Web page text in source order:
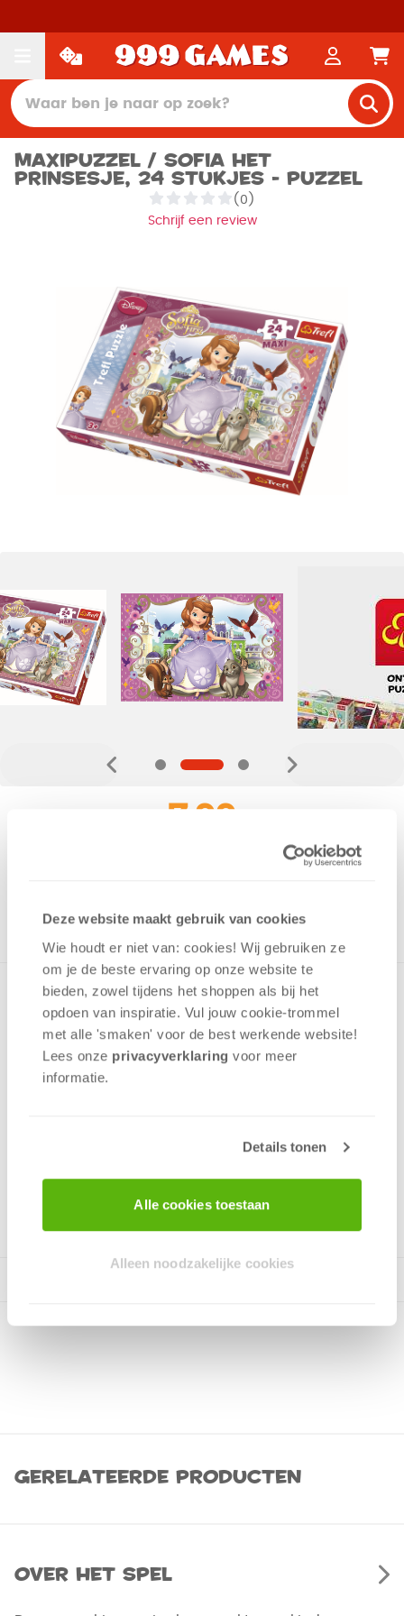
Deze website maakt gebruik van cookies
Wie houdt er niet van: cookies! Wij gebruiken ze
om je de beste ervaring op onze website te
bieden, zowel tijdens het shoppen als bij het
opdoen van inspiratie. Vul jouw cookie-trommel
met alle 'smaken' voor de best werkende website​!
Lees onze privacyverklaring voor meer
informatie.
Details tonen
Alle cookies toestaan
Alleen noodzakelijke cookies
Maxipuzzel / Sofia het
Prinsesje, 24 stukjes - Puzzel
(0)
Schrijf een review
7,99
Deze puzzel is speciaal gemaakt voor kinderen vanaf 3 jaar.
De puzzel bestaat uit 24 zeer grote stukken gemaakt van
extra stevig karton met een niet reflecterende laag en
puzzelstukken met een perfecte pasvorm.Nadat alle stukken
zijn gelegd, is er een mooie maxi-afbeelding gemaakt van
v.a. 3 jaar
Gerelateerde producten
Over het spel